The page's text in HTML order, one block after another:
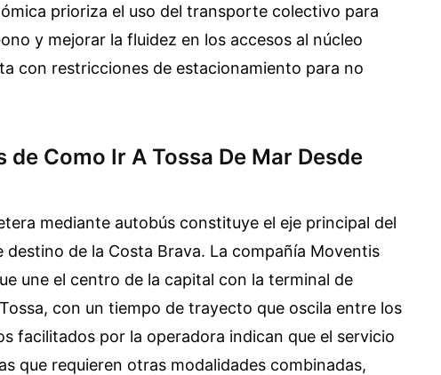
prioriza el uso del transporte colectivo para
y mejorar la fluidez en los accesos al núcleo
con restricciones de estacionamiento para no
Como Ir A Tossa De Mar Desde
mediante autobús constituye el eje principal del
de la Costa Brava. La compañía Moventis
une el centro de la capital con la terminal de
con un tiempo de trayecto que oscila entre los
facilitados por la operadora indican que el servicio
que requieren otras modalidades combinadas,